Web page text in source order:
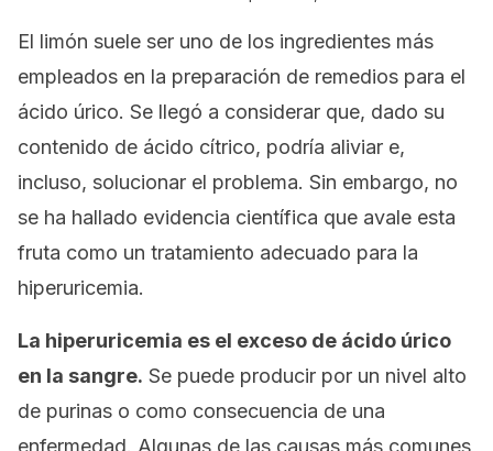
El limón suele ser uno de los ingredientes más
empleados en la preparación de remedios para el
ácido úrico. Se llegó a considerar que, dado su
contenido de ácido cítrico, podría aliviar e,
incluso, solucionar el problema. Sin embargo, no
se ha hallado evidencia científica que avale esta
fruta como un tratamiento adecuado para la
hiperuricemia.
La hiperuricemia es el exceso de ácido úrico
en la sangre. Se puede producir por un nivel alto
de purinas o como consecuencia de una
enfermedad. Algunas de las causas más comunes